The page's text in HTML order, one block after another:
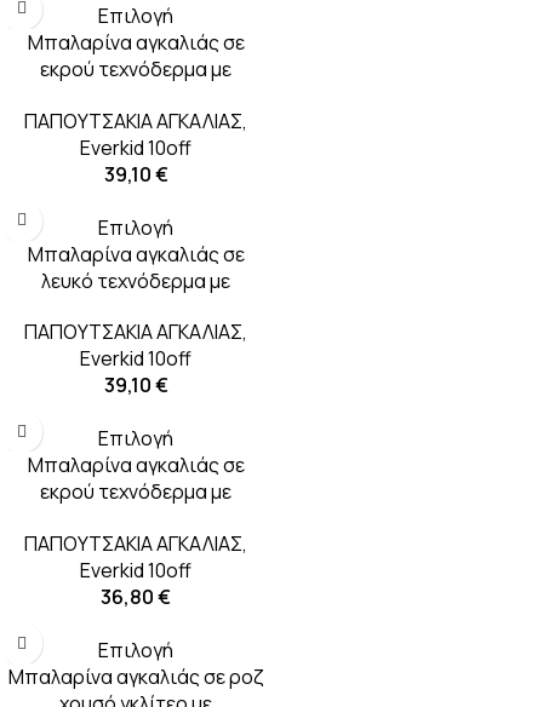
Επιλογή
Μπαλαρίνα αγκαλιάς σε
εκρού τεχνόδερμα με
σάπιο μήλο
ΠΑΠΟΥΤΣΑΚΙΑ ΑΓΚΑΛΙΑΣ,
Everkid 10off
39,10€
Επιλογή
Μπαλαρίνα αγκαλιάς σε
λευκό τεχνόδερμα με
λευκό
ΠΑΠΟΥΤΣΑΚΙΑ ΑΓΚΑΛΙΑΣ,
Everkid 10off
39,10€
Επιλογή
Μπαλαρίνα αγκαλιάς σε
εκρού τεχνόδερμα με
μπαρέτα
ΠΑΠΟΥΤΣΑΚΙΑ ΑΓΚΑΛΙΑΣ,
Everkid 10off
36,80€
Επιλογή
Μπαλαρίνα αγκαλιάς σε ροζ